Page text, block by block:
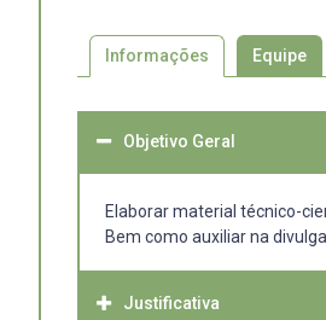
Informações Equipe
Objetivo Geral
Elaborar material técnico-
Bem como auxiliar na
Justificativa